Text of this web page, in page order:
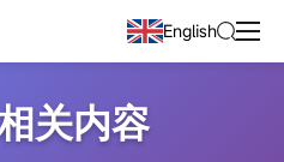
English
关内容